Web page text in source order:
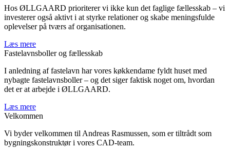
Hos ØLLGAARD prioriterer vi ikke kun det faglige fællesskab – vi
investerer også aktivt i at styrke relationer og skabe meningsfulde
oplevelser på tværs af organisationen.
Læs mere
Fastelavnsboller og fællesskab
I anledning af fastelavn har vores køkkendame fyldt huset med
nybagte fastelavnsboller – og det siger faktisk noget om, hvordan
det er at arbejde i ØLLGAARD.
Læs mere
Velkommen
Vi byder velkommen til Andreas Rasmussen, som er tiltrådt som
bygningskonstruktør i vores CAD-team.